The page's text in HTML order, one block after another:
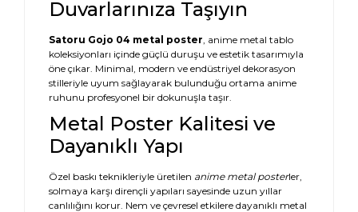
Duvarlarınıza Taşıyın
Satoru Gojo 04 metal poster, anime metal tablo
koleksiyonları içinde güçlü duruşu ve estetik tasarımıyla
öne çıkar. Minimal, modern ve endüstriyel dekorasyon
stilleriyle uyum sağlayarak bulunduğu ortama anime
ruhunu profesyonel bir dokunuşla taşır.
Metal Poster Kalitesi ve
Dayanıklı Yapı
Özel baskı teknikleriyle üretilen anime metal posterler,
solmaya karşı dirençli yapıları sayesinde uzun yıllar
canlılığını korur. Nem ve çevresel etkilere dayanıklı metal